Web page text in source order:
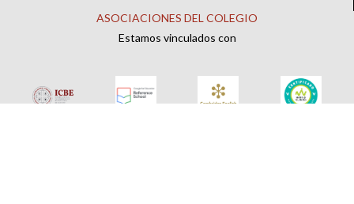
ASOCIACIONES DEL COLEGIO
Estamos vinculados con